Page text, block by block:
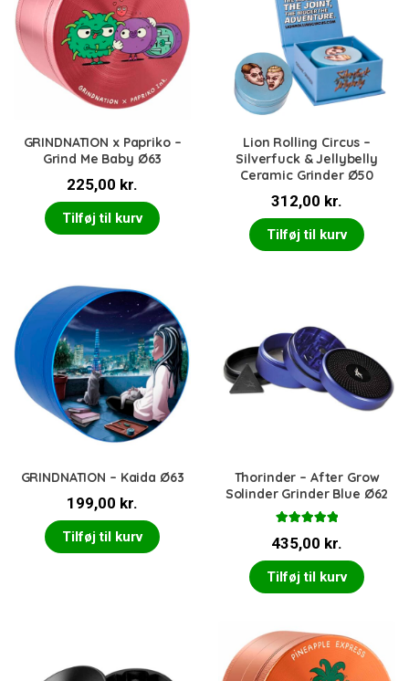
GRINDNATION x Papriko –
Grind Me Baby Ø63
225,00 kr.
Tilføj til kurv
Lion Rolling Circus –
Silverfuck & Jellybelly
Ceramic Grinder Ø50
312,00 kr.
Tilføj til kurv
GRINDNATION – Kaida Ø63
199,00 kr.
Tilføj til kurv
Thorinder – After Grow
Solinder Grinder Blue Ø62
5.00ud af 5
435,00 kr.
Tilføj til kurv